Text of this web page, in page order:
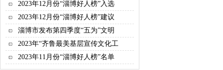
2023年12月份“淄博好人榜”入选
2023年12月份“淄博好人榜”建议
淄博市发布第四季度“五为”文明
2023年“齐鲁最美基层宣传文化工
2023年11月份“淄博好人榜”名单